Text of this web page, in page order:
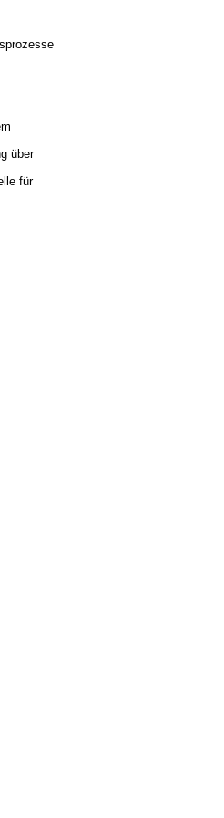
über
für